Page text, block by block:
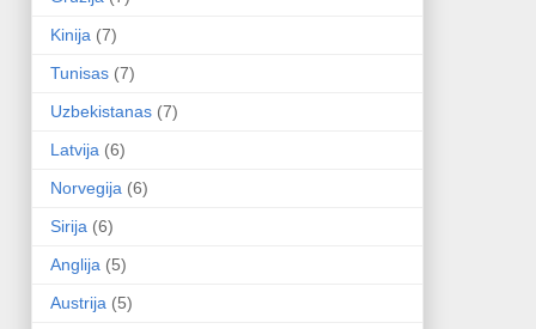
Kinija (7)
Tunisas (7)
Uzbekistanas (7)
Latvija (6)
Norvegija (6)
Sirija (6)
Anglija (5)
Austrija (5)